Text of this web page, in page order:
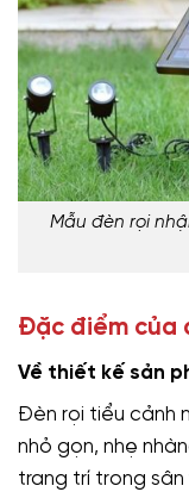
Mẫu đèn rọi
Đặc điểm của
Về thiết kế sản
Đèn rọi tiểu cảnh
nhỏ gọn, nhẹ
trang trí trong